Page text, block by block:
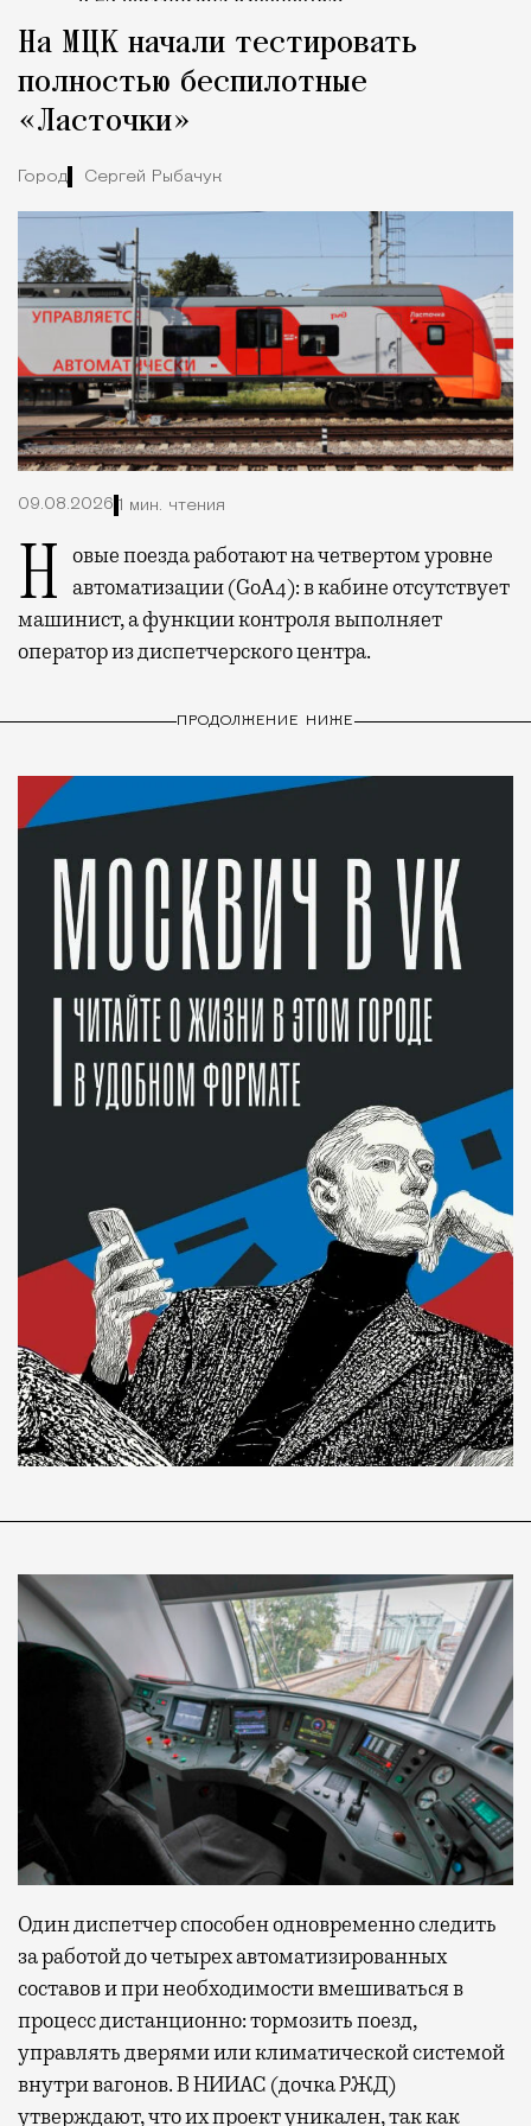
Современный путешественник часто берет
с собой не только чемодан, но и ноутбук.
А ожидание рейса все чаще превращается
не в потерянное время, а в возможность
спокойно закончить дела или спланировать
активности в путешествии, например
забронировать нужные билеты и рестораны.
Бизнес-зал становится местом, где можно
провести переговоры, поработать или просто
выпить кофе, наблюдая сквозь панорамные
На МЦК начали тестировать
полностью беспилотные
«Ласточки»
Город Сергей Рыбачук
09.08.2026 1 мин. чтения
Новые поезда работают на четвертом уровне автоматизации (GoA4): в кабине отсутствует
машинист, а функции контроля выполняет
оператор из диспетчерского центра.
ПРОДОЛЖЕНИЕ НИЖЕ
Один диспетчер способен одновременно следить
за работой до четырех автоматизированных
составов и при необходимости вмешиваться в
процесс дистанционно: тормозить поезд,
управлять дверями или климатической системой
внутри вагонов. В НИИАС (дочка РЖД)
утверждают, что их проект уникален, так как